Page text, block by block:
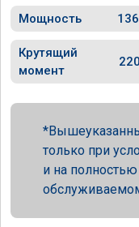
Мощность
Крутящий
момент
только при
и на